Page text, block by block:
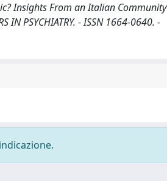
Insights From an Italian Community
IN PSYCHIATRY. - ISSN 1664-0640. -